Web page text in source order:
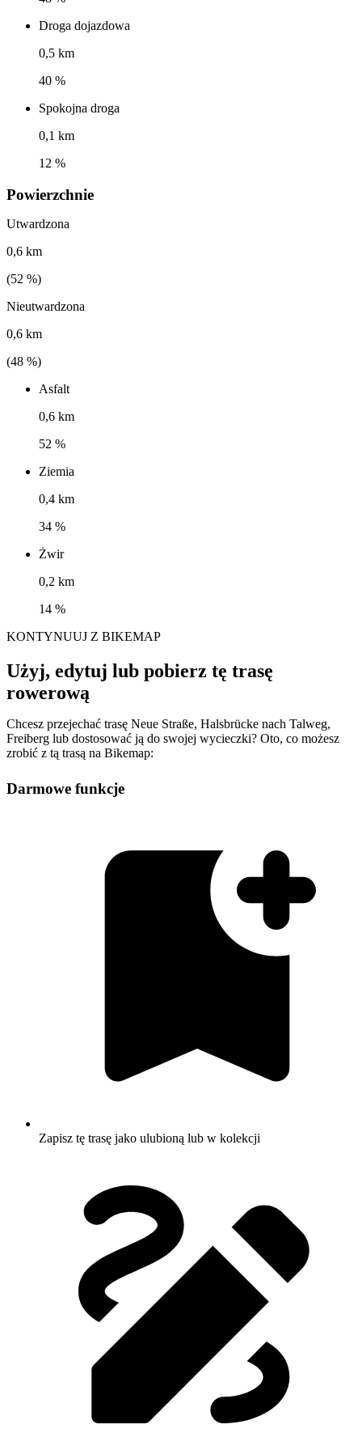
Droga dojazdowa
0,5 km
40 %
Spokojna droga
0,1 km
12 %
Powierzchnie
Utwardzona
0,6 km
(52 %)
Nieutwardzona
0,6 km
(48 %)
Asfalt
0,6 km
52 %
Ziemia
0,4 km
34 %
Żwir
0,2 km
14 %
KONTYNUUJ Z BIKEMAP
Użyj, edytuj lub pobierz tę trasę
rowerową
Chcesz przejechać trasę Neue Straße, Halsbrücke nach Talweg,
Freiberg lub dostosować ją do swojej wycieczki? Oto, co możesz
zrobić z tą trasą na Bikemap:
Darmowe funkcje
Zapisz tę trasę jako ulubioną lub w kolekcji